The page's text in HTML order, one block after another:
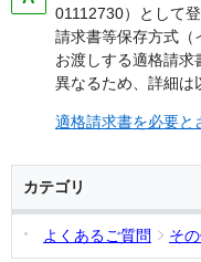
01112730）として
請求書等保存方式（
お渡しする適格請求
異なるため、詳細は
適格請求書を必要と
カテゴリ
よくあるご質問 そ